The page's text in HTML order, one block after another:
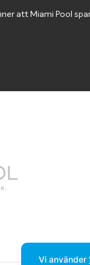
att Miami Pool
Vi använder